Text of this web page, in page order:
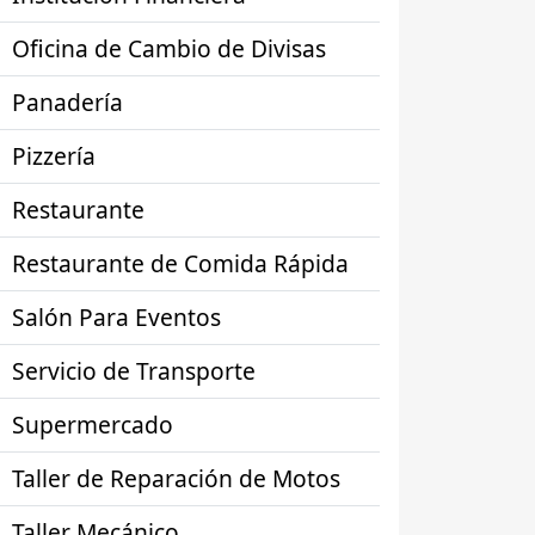
Oficina de Cambio de Divisas
Panadería
Pizzería
Restaurante
Restaurante de Comida Rápida
Salón Para Eventos
Servicio de Transporte
Supermercado
Taller de Reparación de Motos